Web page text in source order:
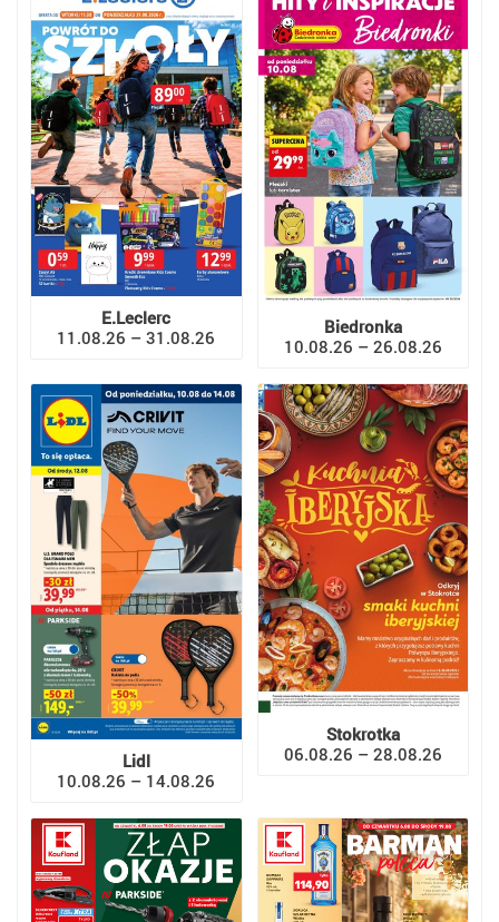
E.Leclerc
11.08.26 – 31.08.26
Biedronka
10.08.26 – 26.08.26
Lidl
10.08.26 – 14.08.26
Stokrotka
06.08.26 – 28.08.26